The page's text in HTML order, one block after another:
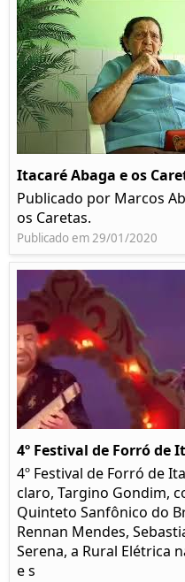
Itacaré Abaga e os
Publicado por Marcos
os Caretas.
Publicado em 29/01/2020
4º Festival de Forró de
4º Festival de Forró de
claro, Targino Gondim,
Quinteto Sanfônico do
Rennan Mendes,
Serena, a Rural Elétrica
e s